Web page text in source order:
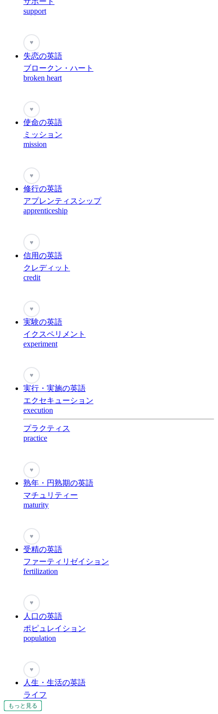
もっと見る
もっと見る
もっと見る
もっと見る
もっと見る
もっと見る
もっと見る
support
♥
失恋の英語
ブロークン・ハート
broken heart
♥
使命の英語
ミッション
mission
♥
修行の英語
アプレンティスシップ
apprenticeship
♥
信用の英語
クレディット
credit
♥
実験の英語
イクスペリメント
experiment
もっと見る
♥
実行・実施の英語
エクセキューション
execution
プラクティス
practice
♥
熟年・円熟期の英語
マチュリティー
maturity
♥
受精の英語
ファーティリゼイション
fertilization
♥
人口の英語
ポピュレイション
population
♥
人生・生活の英語
ライフ
life
もっと見る
もっと見る
もっと見る
もっと見る